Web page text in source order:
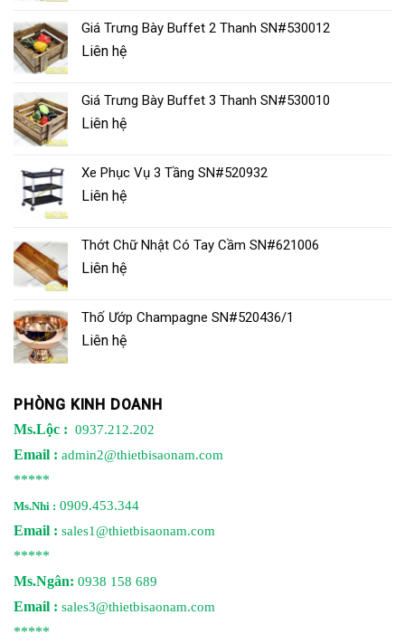
Giá Trưng Bày Buffet 2 Thanh SN#530012
Liên hệ
Giá Trưng Bày Buffet 3 Thanh SN#530010
Liên hệ
Xe Phục Vụ 3 Tầng SN#520932
Liên hệ
Thớt Chữ Nhật Có Tay Cầm SN#621006
Liên hệ
Thố Ướp Champagne SN#520436/1
Liên hệ
PHÒNG KINH DOANH
Ms.Lộc : 0937.212.202
Email : admin2@thietbisaonam.com
*****
Ms.Nhi : 0909.453.344
Email : sales1@thietbisaonam.com
*****
Ms.Ngân: 0938 158 689
Email : sales3@thietbisaonam.com
*****